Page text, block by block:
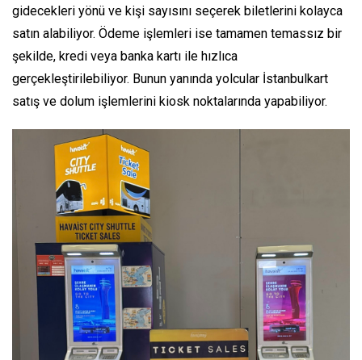
gidecekleri yönü ve kişi sayısını seçerek biletlerini kolayca
satın alabiliyor. Ödeme işlemleri ise tamamen temassız bir
şekilde, kredi veya banka kartı ile hızlıca
gerçekleştirilebiliyor. Bunun yanında yolcular İstanbulkart
satış ve dolum işlemlerini kiosk noktalarında yapabiliyor.